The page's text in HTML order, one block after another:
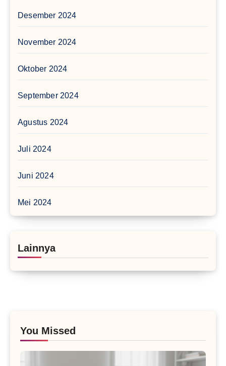
Desember 2024
November 2024
Oktober 2024
September 2024
Agustus 2024
Juli 2024
Juni 2024
Mei 2024
Lainnya
You Missed